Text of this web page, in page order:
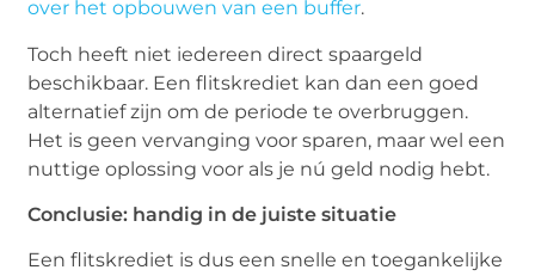
over het opbouwen van een buffer.
Toch heeft niet iedereen direct spaargeld
beschikbaar. Een flitskrediet kan dan een goed
alternatief zijn om de periode te overbruggen.
Het is geen vervanging voor sparen, maar wel een
nuttige oplossing voor als je nú geld nodig hebt.
Conclusie: handig in de juiste situatie
Een flitskrediet is dus een snelle en toegankelijke